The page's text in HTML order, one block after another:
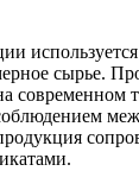
используется
сырье.
современном